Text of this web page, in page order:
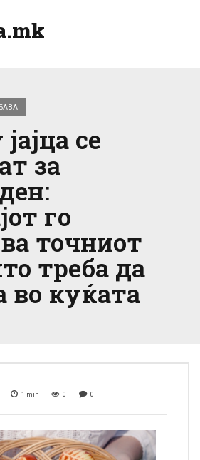
се
за
го
точниот
треба да
во куќата
1 min 0 0